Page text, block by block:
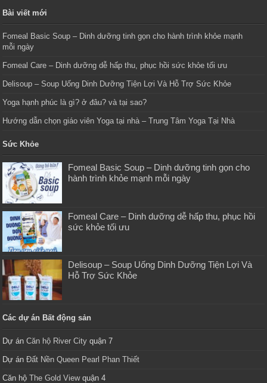
Bài viết mới
Fomeal Basic Soup – Dinh dưỡng tinh gọn cho hành trình khỏe mạnh
mỗi ngày
Fomeal Care – Dinh dưỡng dễ hấp thu, phục hồi sức khỏe tối ưu
Delisoup – Soup Uống Dinh Dưỡng Tiện Lợi Và Hỗ Trợ Sức Khỏe
Yoga hạnh phúc là gì? ở đâu? và tại sao?
Hướng dẫn chọn giáo viên Yoga tại nhà – Trung Tâm Yoga Tại Nhà
Sức Khỏe
Fomeal Basic Soup – Dinh dưỡng tinh gọn cho
hành trình khỏe mạnh mỗi ngày
Fomeal Care – Dinh dưỡng dễ hấp thu, phục hồi
sức khỏe tối ưu
Delisoup – Soup Uống Dinh Dưỡng Tiện Lợi Và
Hỗ Trợ Sức Khỏe
Các dự án Bất động sản
Dự ánCăn hộ River City quận 7
Dự ánĐất Nền Queen Pearl Phan Thiết
Căn hộThe Gold Viewquận 4